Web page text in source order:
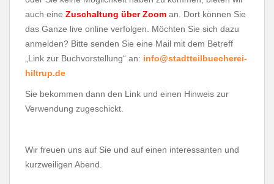
auch eine Zuschaltung über Zoom an. Dort können Sie
das Ganze live online verfolgen. Möchten Sie sich dazu
anmelden? Bitte senden Sie eine Mail mit dem Betreff
„Link zur Buchvorstellung“ an: info@stadtteilbuecherei-
hiltrup.de
Sie bekommen dann den Link und einen Hinweis zur
Verwendung zugeschickt.
Wir freuen uns auf Sie und auf einen interessanten und
kurzweiligen Abend.